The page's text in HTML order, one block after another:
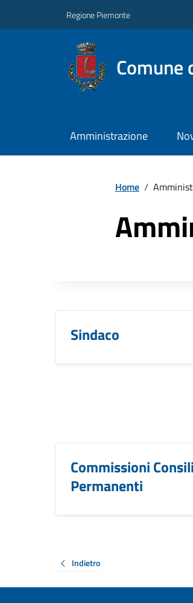
Regione Piemonte
Comune
Amministrazione
Home /
Sindaco
Commissioni
Permanenti
Indietro